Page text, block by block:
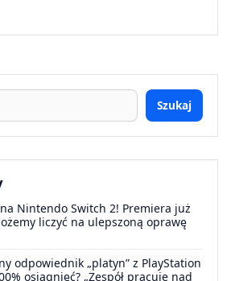
Szukaj
Nintendo Switch 2! Premiera już
liczyć na ulepszoną oprawę
odpowiednik „platyn” z PlayStation
osiągnięć? „Zespół pracuje nad